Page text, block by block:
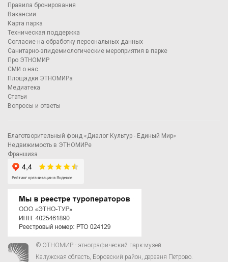
Правила бронирования
Вакансии
Карта парка
Техническая поддержка
Согласие на обработку персональных данных
Санитарно-эпидемиологические мероприятия в парке
Про ЭТНОМИР
СМИ о нас
Площадки ЭТНОМИРа
Медиатека
Статьи
Вопросы и ответы
Благотворительный фонд «Диалог Культур - Единый Мир»
Недвижимость в ЭТНОМИРе
Франшиза
© ЭТНОМИР - этнографический парк-музей
Калужская область, Боровский район, деревня Петрово.